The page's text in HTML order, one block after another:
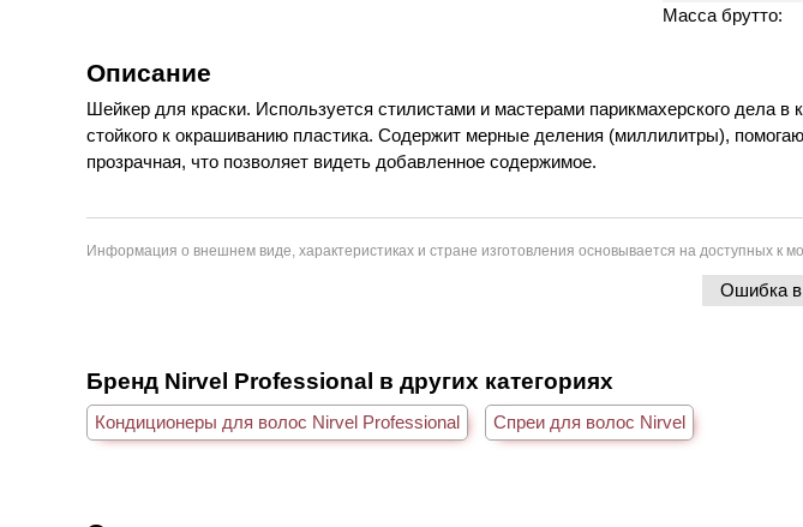
Масса брутто:
Описание
Шейкер для краски. Используется стилистами и мастерами парикмахерского дела
стойкого к окрашиванию пластика. Содержит мерные деления (миллилитры),
прозрачная, что позволяет видеть добавленное содержимое.
Информация о внешнем виде, характеристиках и стране изготовления основывается на доступных к
Ошибка в
Бренд Nirvel Professional в других категориях
Кондиционеры для волос Nirvel Professional Спреи для волос Nirvel